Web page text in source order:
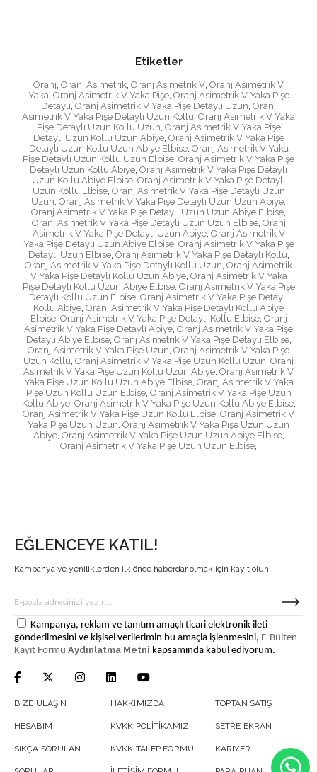
Etiketler
Oranj, Oranj Asimetrik, Oranj Asimetrik V, Oranj Asimetrik V
Yaka, Oranj Asimetrik V Yaka Pişe, Oranj Asimetrik V Yaka Pişe
Detaylı, Oranj Asimetrik V Yaka Pişe Detaylı Uzun, Oranj
Asimetrik V Yaka Pişe Detaylı Uzun Kollu, Oranj Asimetrik V Yaka
Pişe Detaylı Uzun Kollu Uzun, Oranj Asimetrik V Yaka Pişe
Detaylı Uzun Kollu Uzun Abiye, Oranj Asimetrik V Yaka Pişe
Detaylı Uzun Kollu Uzun Abiye Elbise, Oranj Asimetrik V Yaka
Pişe Detaylı Uzun Kollu Uzun Elbise, Oranj Asimetrik V Yaka Pişe
Detaylı Uzun Kollu Abiye, Oranj Asimetrik V Yaka Pişe Detaylı
Uzun Kollu Abiye Elbise, Oranj Asimetrik V Yaka Pişe Detaylı
Uzun Kollu Elbise, Oranj Asimetrik V Yaka Pişe Detaylı Uzun
Uzun, Oranj Asimetrik V Yaka Pişe Detaylı Uzun Uzun Abiye,
Oranj Asimetrik V Yaka Pişe Detaylı Uzun Uzun Abiye Elbise,
Oranj Asimetrik V Yaka Pişe Detaylı Uzun Uzun Elbise, Oranj
Asimetrik V Yaka Pişe Detaylı Uzun Abiye, Oranj Asimetrik V
Yaka Pişe Detaylı Uzun Abiye Elbise, Oranj Asimetrik V Yaka Pişe
Detaylı Uzun Elbise, Oranj Asimetrik V Yaka Pişe Detaylı Kollu,
Oranj Asimetrik V Yaka Pişe Detaylı Kollu Uzun, Oranj Asimetrik
V Yaka Pişe Detaylı Kollu Uzun Abiye, Oranj Asimetrik V Yaka
Pişe Detaylı Kollu Uzun Abiye Elbise, Oranj Asimetrik V Yaka Pişe
Detaylı Kollu Uzun Elbise, Oranj Asimetrik V Yaka Pişe Detaylı
Kollu Abiye, Oranj Asimetrik V Yaka Pişe Detaylı Kollu Abiye
Elbise, Oranj Asimetrik V Yaka Pişe Detaylı Kollu Elbise, Oranj
Asimetrik V Yaka Pişe Detaylı Abiye, Oranj Asimetrik V Yaka Pişe
Detaylı Abiye Elbise, Oranj Asimetrik V Yaka Pişe Detaylı Elbise,
Oranj Asimetrik V Yaka Pişe Uzun, Oranj Asimetrik V Yaka Pişe
Uzun Kollu, Oranj Asimetrik V Yaka Pişe Uzun Kollu Uzun, Oranj
Asimetrik V Yaka Pişe Uzun Kollu Uzun Abiye, Oranj Asimetrik V
Yaka Pişe Uzun Kollu Uzun Abiye Elbise, Oranj Asimetrik V Yaka
Pişe Uzun Kollu Uzun Elbise, Oranj Asimetrik V Yaka Pişe Uzun
Kollu Abiye, Oranj Asimetrik V Yaka Pişe Uzun Kollu Abiye Elbise,
Oranj Asimetrik V Yaka Pişe Uzun Kollu Elbise, Oranj Asimetrik V
Yaka Pişe Uzun Uzun, Oranj Asimetrik V Yaka Pişe Uzun Uzun
Abiye, Oranj Asimetrik V Yaka Pişe Uzun Uzun Abiye Elbise,
Oranj Asimetrik V Yaka Pişe Uzun Uzun Elbise,
EĞLENCEYE KATIL!
Kampanya ve yeniliklerden ilk önce haberdar olmak için kayıt olun
Kampanya, reklam ve tanıtım amaçlı ticari elektronik ileti
gönderilmesini ve kişisel verilerimin bu amaçla işlenmesini, E-Bülten
Kayıt Formu Aydınlatma Metni kapsamında kabul ediyorum.
BIZE ULAŞIN
HESABIM
SIKÇA SORULAN
HAKKIMIZDA
KVKK POLİTİKAMIZ
KVKK TALEP FORMU
TOPTAN SATIŞ
SETRE EKRAN
KARIYER